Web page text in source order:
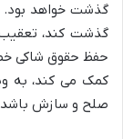
گذشت خواهد بود.
گذشت کند،
حفظ حقوق شاکی
کمک می کند، به
صلح و سازش باشد